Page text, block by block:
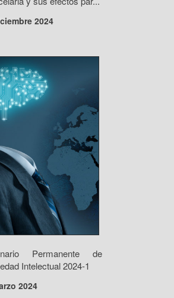
2024
Permanente de
Intelectual 2024-1
2024